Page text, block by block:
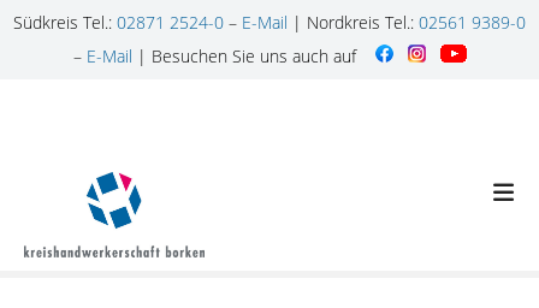
Südkreis Tel.: 02871 2524-0 – E-Mail | Nordkreis Tel.: 02561 9389-0
– E-Mail | Besuchen Sie uns auch auf